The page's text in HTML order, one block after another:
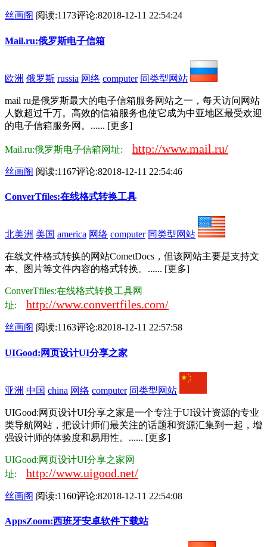
丝画阁 阅读:1173评论:82018-12-11 22:54:24
Mail.ru:俄罗斯电子信箱
欧洲 俄罗斯 russia 网络 computer 同类型网站
mail ru是俄罗斯最大的电子信箱服务网站之一，每天访问网站
人数超过千万。高效的信箱服务也使它成为中亚地区最受欢迎
的电子信箱服务网。...... [更多]
Mail.ru:俄罗斯电子信箱网址: http://www.mail.ru/
丝画阁 阅读:1167评论:82018-12-11 22:54:46
ConverTfiles:在线格式转换工具
北美洲 美国 america 网络 computer 同类型网站
在线文件格式转换的网站CometDocs，但该网站主要是支持文
本、图片等文件内容的格式转换。...... [更多]
ConverTfiles:在线格式转换工具网
址: http://www.convertfiles.com/
丝画阁 阅读:1163评论:82018-12-11 22:57:58
UIGood:网页设计UI分享之家
亚洲 中国 china 网络 computer 同类型网站
UIGood:网页设计UI分享之家是一个专注于UI设计资源的专业
类导航网站，把设计师们最关注的话题和资源汇集到一起，增
强设计师的体验度和易用性。...... [更多]
UIGood:网页设计UI分享之家网
址: http://www.uigood.net/
丝画阁 阅读:1160评论:82018-12-11 22:54:08
AppsZoom:西班牙安卓软件下载站